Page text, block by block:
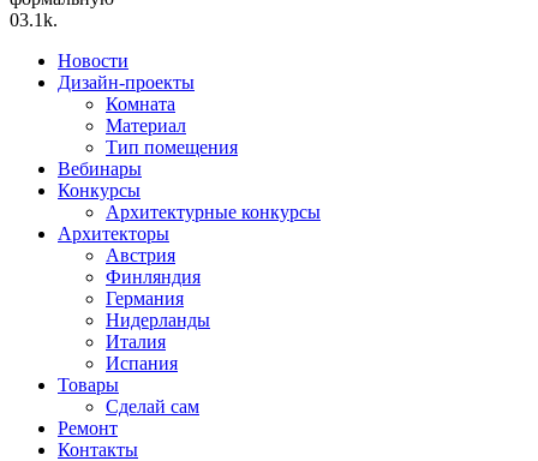
03.1k.
Новости
Дизайн-проекты
Комната
Материал
Тип помещения
Вебинары
Конкурсы
Архитектурные конкурсы
Архитекторы
Австрия
Финляндия
Германия
Нидерланды
Италия
Испания
Товары
Сделай сам
Ремонт
Контакты